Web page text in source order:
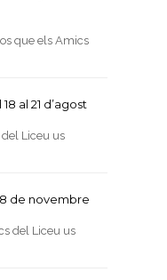
que els Amics
al 21 d’agost
del Liceu us
8 de novembre
del Liceu us